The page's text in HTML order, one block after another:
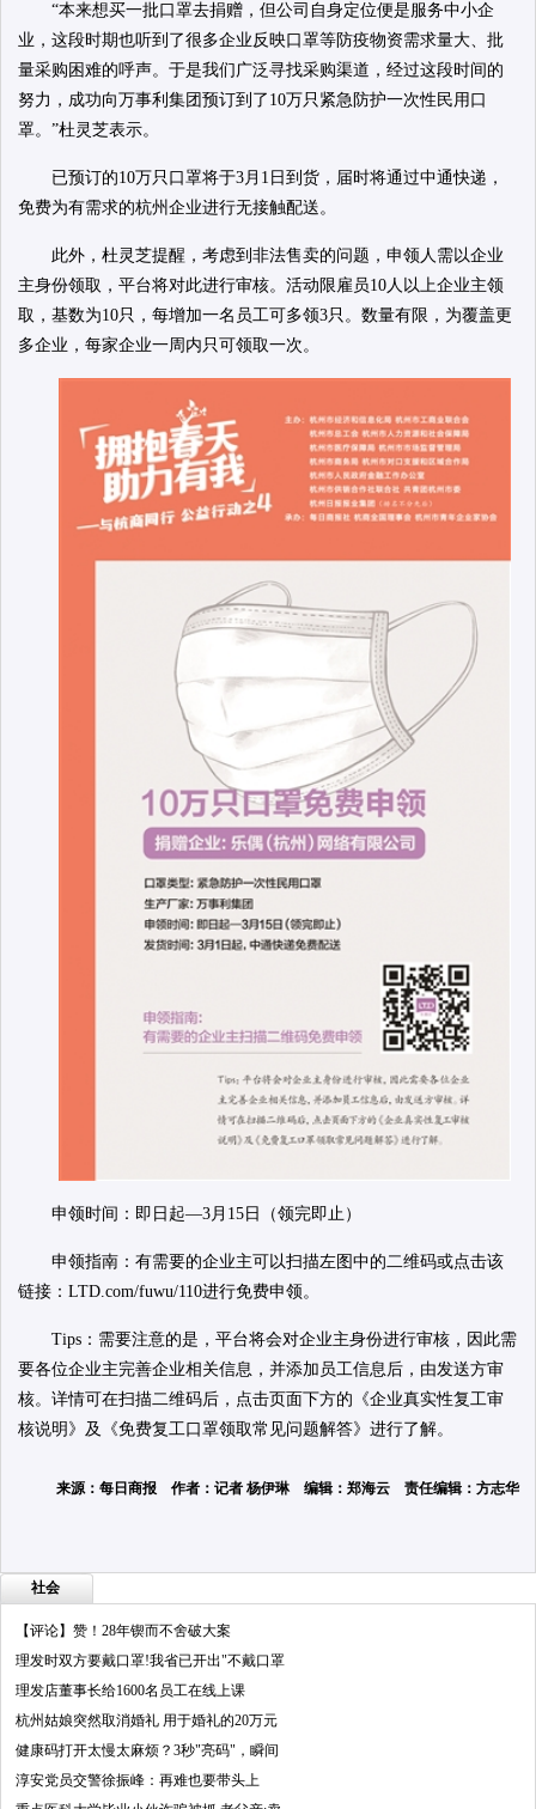
“本来想买一批口罩去捐赠，但公司自身定位便是服务中小企
业，这段时期也听到了很多企业反映口罩等防疫物资需求量大、批
量采购困难的呼声。于是我们广泛寻找采购渠道，经过这段时间的
努力，成功向万事利集团预订到了10万只紧急防护一次性民用口
罩。”杜灵芝表示。
已预订的10万只口罩将于3月1日到货，届时将通过中通快递，
免费为有需求的杭州企业进行无接触配送。
此外，杜灵芝提醒，考虑到非法售卖的问题，申领人需以企业
主身份领取，平台将对此进行审核。活动限雇员10人以上企业主领
取，基数为10只，每增加一名员工可多领3只。数量有限，为覆盖更
多企业，每家企业一周内只可领取一次。
申领时间：即日起—3月15日（领完即止）
申领指南：有需要的企业主可以扫描左图中的二维码或点击该
链接：LTD.com/fuwu/110进行免费申领。
Tips：需要注意的是，平台将会对企业主身份进行审核，因此需
要各位企业主完善企业相关信息，并添加员工信息后，由发送方审
核。详情可在扫描二维码后，点击页面下方的《企业真实性复工审
核说明》及《免费复工口罩领取常见问题解答》进行了解。
来源：每日商报 作者：记者 杨伊琳 编辑：郑海云 责任编辑：方志华
社会
【评论】赞！28年锲而不舍破大案
理发时双方要戴口罩!我省已开出"不戴口罩
理发店董事长给1600名员工在线上课
杭州姑娘突然取消婚礼 用于婚礼的20万元
健康码打开太慢太麻烦？3秒"亮码"，瞬间
淳安党员交警徐振峰：再难也要带头上